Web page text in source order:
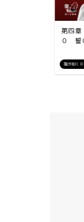
龍が如く
第四
０ 誓